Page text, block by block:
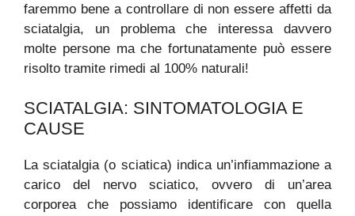
faremmo bene a controllare di non essere affetti da
sciatalgia, un problema che interessa davvero
molte persone ma che fortunatamente può essere
risolto tramite rimedi al 100% naturali!
SCIATALGIA: SINTOMATOLOGIA E
CAUSE
La sciatalgia (o sciatica) indica un’infiammazione a
carico del nervo sciatico, ovvero di un’area
corporea che possiamo identificare con quella